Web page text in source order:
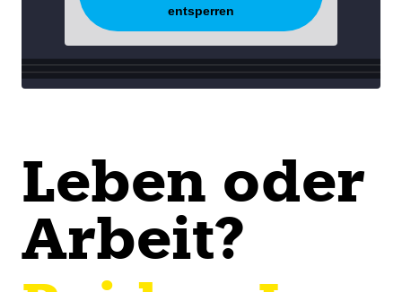
entsperren
Leben oder
Arbeit?